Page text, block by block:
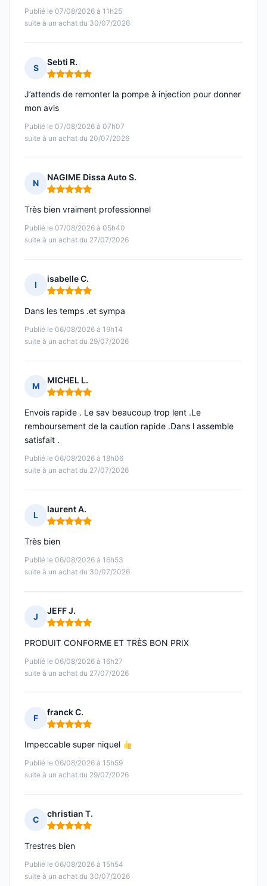
Publié le 07/08/2026 à 11h25
suite à un achat du 30/07/2026
S
Sebti R.
Note : 5 sur 5
Publié le 07/08/2026 à 07h07
suite à un achat du 20/07/2026
J’attends de remonter la pompe à injection pour donner
mon avis
N
NAGIME Dissa Auto S.
Note : 5 sur 5
Publié le 07/08/2026 à 05h40
suite à un achat du 27/07/2026
Très bien vraiment professionnel
I
isabelle C.
Note : 5 sur 5
Publié le 06/08/2026 à 19h14
suite à un achat du 29/07/2026
Dans les temps .et sympa
M
MICHEL L.
Note : 5 sur 5
Publié le 06/08/2026 à 18h06
suite à un achat du 27/07/2026
Envois rapide . Le sav beaucoup trop lent .Le
remboursement de la caution rapide .Dans l assemble
satisfait .
L
laurent A.
Note : 5 sur 5
Publié le 06/08/2026 à 16h53
suite à un achat du 30/07/2026
Très bien
J
JEFF J.
Note : 5 sur 5
Publié le 06/08/2026 à 16h27
suite à un achat du 27/07/2026
PRODUIT CONFORME ET TRÈS BON PRIX
F
franck C.
Note : 5 sur 5
Publié le 06/08/2026 à 15h59
suite à un achat du 29/07/2026
Impeccable super niquel
C
christian T.
Note : 5 sur 5
Publié le 06/08/2026 à 15h54
suite à un achat du 30/07/2026
Trestres bien